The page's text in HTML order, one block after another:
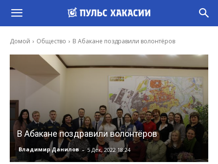
Домой Общество В Абакане поздравили волонтёров
В Абакане поздравили волонтёров
Владимир Данилов - 5 Дек, 2022 18:24